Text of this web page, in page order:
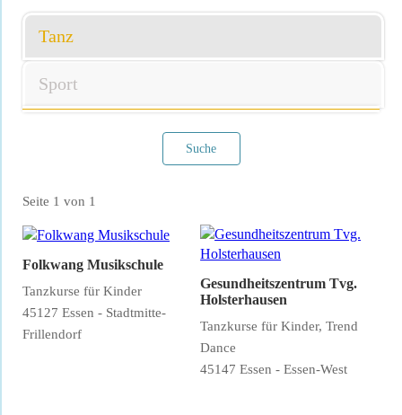
Tanz
Sport
Suche
Seite 1 von 1
Folkwang Musikschule
Tanzkurse für Kinder
45127 Essen - Stadtmitte-
Frillendorf
Gesundheitszentrum Tvg.
Holsterhausen
Tanzkurse für Kinder, Trend
Dance
45147 Essen - Essen-West